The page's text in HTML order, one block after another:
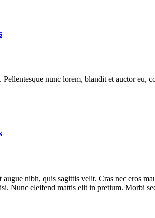
Pellentesque nunc lorem, blandit et auctor
nibh, quis sagittis velit. Cras nec eros
Nunc eleifend mattis elit in pretium. Morbi